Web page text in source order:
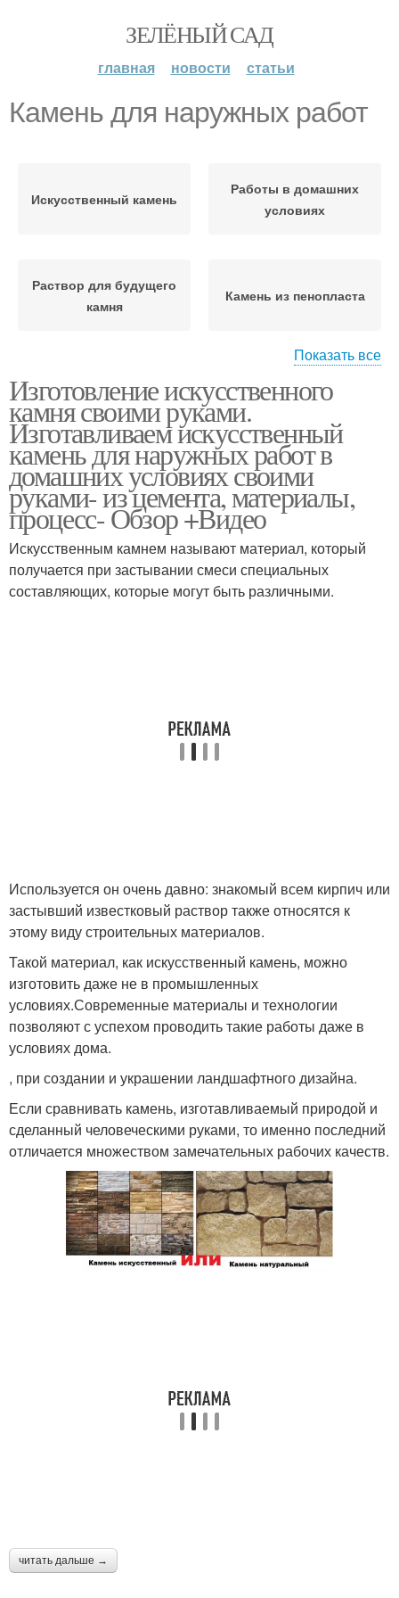
ЗЕЛЁНЫЙ САД
главная новости статьи
Камень для наружных работ
Искусственный камень
Работы в домашних
условиях
Раствор для будущего
камня
Камень из пенопласта
Камень на стене Стены под камень
Стен под камень Штукатурка под камень
Камень в домашних
условиях
Показать все
Изготовление искусственного
камня своими руками.
Изготавливаем искусственный
камень для наружных работ в
домашних условиях своими
руками- из цемента, материалы,
процесс- Обзор +Видео
Искусственным камнем называют материал, который
получается при застывании смеси специальных
составляющих, которые могут быть различными.
Используется он очень давно: знакомый всем кирпич или
застывший известковый раствор также относятся к
этому виду строительных материалов.
Такой материал, как искусственный камень, можно
изготовить даже не в промышленных
условиях.Современные материалы и технологии
позволяют с успехом проводить такие работы даже в
условиях дома.
, при создании и украшении ландшафтного дизайна.
Если сравнивать камень, изготавливаемый природой и
сделанный человеческими руками, то именно последний
отличается множеством замечательных рабочих качеств.
читать дальше →